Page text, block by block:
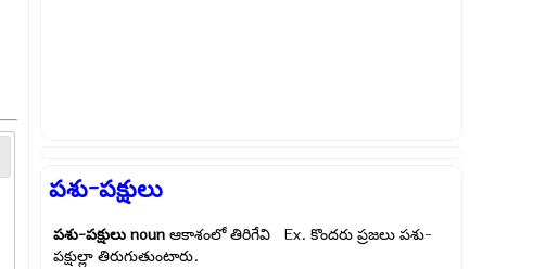
పశు-పక్షులు
పశు-పక్షులుnounఆకాశంలో తిరిగేవి Ex. కొందరు ప్రజలు పశు-
పక్షుల్లా తిరుగుతుంటారు.